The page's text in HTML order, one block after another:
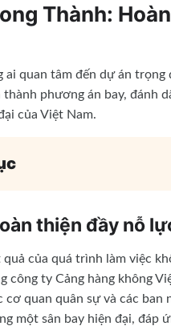
Thành:
quan tâm đến dự án trọng
thành phương án bay, đánh
của Việt Nam.
thiện đầy nỗ
quả của quá trình làm việc
công ty Cảng hàng không
cơ quan quân sự và các
một sân bay hiện đại, đáp